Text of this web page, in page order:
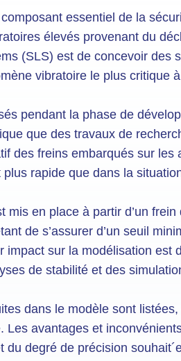
essentiel de la
élevés provenant du
(SLS) est de concevoir des
vibratoire le plus critique
pendant la phase de
que des travaux de
des freins embarqués sur
rapide que dans la
mis en place à partir d’un
de s’assurer d’un seuil
impact sur la modélisation est
de stabilité et des
dans le modèle sont
Les avantages et
du degré de précision